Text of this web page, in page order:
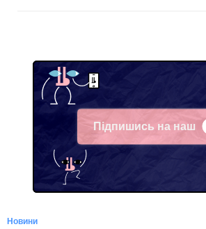
Підпишись на наш
Facebook
Новини